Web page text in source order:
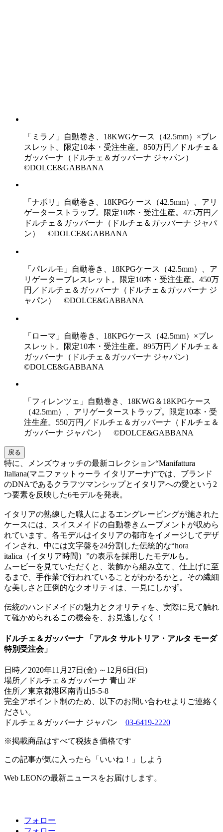
「ミラノ」自動巻き、18KWGケース（42.5mm）×ブレ
スレット。限定10本・受注生産。850万円／ドルチェ＆
ガッバーナ（ドルチェ＆ガッバーナ ジャパン）
©DOLCE&GABBANA
「ナポリ」自動巻き、18KPGケース（42.5mm）、アリ
ゲーターストラップ。限定10本・受注生産。475万円／
ドルチェ＆ガッバーナ（ドルチェ＆ガッバーナ ジャパ
ン） ©DOLCE&GABBANA
「パレルモ」自動巻き、18KPGケース（42.5mm）、ア
リゲーターブレスレット。限定10本・受注生産。450万
円／ドルチェ＆ガッバーナ（ドルチェ＆ガッバーナ ジ
ャパン） ©DOLCE&GABBANA
「ローマ」自動巻き、18KPGケース（42.5mm）×ブレ
スレット。限定10本・受注生産。895万円／ドルチェ＆
ガッバーナ（ドルチェ＆ガッバーナ ジャパン）
©DOLCE&GABBANA
「フィレンツェ」自動巻き、18KWG＆18KPGケース
（42.5mm）、アリゲーターストラップ。限定10本・受
注生産。550万円／ドルチェ＆ガッバーナ（ドルチェ＆
ガッバーナ ジャパン） ©DOLCE&GABBANA
戻る
特に、メンズウォッチの最新コレクション“Manifattura
Italiana(マニファットゥーラ イタリアーナ)”では、ブランド
のDNAであるクラフツマンシップとイタリアへの愛という2
つ要素を反映した6モデルを発表。
イタリアの熟練した職人によるエングレービングが施された
ケースには、スイスメイドの自動巻きムーブメントが収めら
れています。各モデルはイタリアの都市をイメージしてデザ
インされ、中には文字盤を24分割した伝統的な“hora
italica（イタリア時間）”の表示を採用したモデルも。
ムービーを見ていただくと、装飾から組み立て、仕上げに至
るまで、手作業で行われていることがわかるかと。その繊細
な美しさと圧倒的なクオリティは、一見にしかず。
伝統のハンドメイドの魅力とクオリティを、実際に見て触れ
て確かめられるこの機会を、お見逃しなく！
ドルチェ＆ガッバーナ 「アルタ サルトリア・アルタ モーダ
特別受注会」
日時／2020年11月27日(金) ～12月6日(日)
場所／ドルチェ＆ガッバーナ 青山 2F
住所／­東京都港区南青山5-5-8
完全アポイント制のため、以下のお問い合わせよりご連絡く
ださい。
ドルチェ＆ガッバーナ ジャパン 03-6419-2220
※掲載商品はすべて税抜き価格です
この記事が気に入ったら「いいね！」しよう
Web LEONの最新ニュースをお届けします。
フォロー